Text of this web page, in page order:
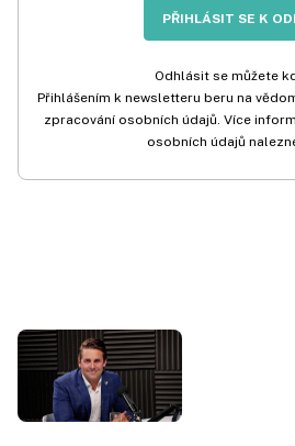
PŘIHLÁSIT SE K
Odhlásit se můžete
Přihlášením k newsletteru beru na
zpracování osobních údajů. Více
osobních údajů